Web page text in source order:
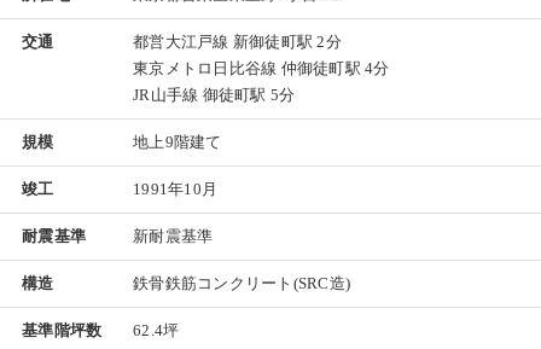
交通
都営大江戸線 新御徒町駅 2分
東京メトロ日比谷線 仲御徒町駅 4分
JR山手線 御徒町駅 5分
規模 地上9階建て
竣工 1991年10月
耐震基準 新耐震基準
構造 鉄骨鉄筋コンクリート(SRC造)
基準階坪数 62.4坪